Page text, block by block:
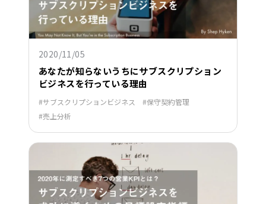
2020/11/05
あなたが知らないうちにサブスクリプション
ビジネスを行っている理由
サブスクリプションビジネス
保守契約管理
売上分析